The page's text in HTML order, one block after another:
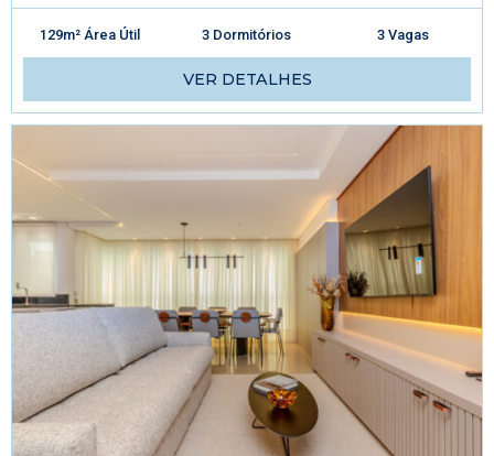
129m² Área Útil 3 Dormitórios 3 Vagas
VER DETALHES